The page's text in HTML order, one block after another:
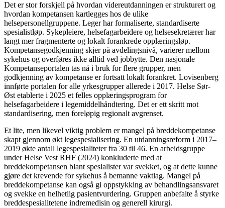
Det er stor forskjell på hvordan videreutdanningen er strukturert og
hvordan kompetansen kartlegges hos de ulike
helsepersonellgruppene. Leger har formaliserte, standardiserte
spesialistløp. Sykepleiere, helsefagarbeidere og helsesekretærer har
langt mer fragmenterte og lokalt forankrede opplæringsløp.
Kompetansegodkjenning skjer på avdelingsnivå, varierer mellom
sykehus og overføres ikke alltid ved jobbytte. Den nasjonale
Kompetanseportalen tas nå i bruk for flere grupper, men
godkjenning av kompetanse er fortsatt lokalt forankret. Lovisenberg
innførte portalen for alle yrkesgrupper allerede i 2017. Helse Sør-
Øst etablerte i 2025 et felles opplæringsprogram for
helsefagarbeidere i legemiddelhåndtering. Det er ett skritt mot
standardisering, men foreløpig regionalt avgrenset.
Et lite, men likevel viktig problem er mangel på breddekompetanse
skapt gjennom økt legespesialisering. En utdanningsreform i 2017–
2019 økte antall legespesialiteter fra 30 til 46. En arbeidsgruppe
under Helse Vest RHF (2024) konkluderte med at
breddekompetansen blant spesialister var svekket, og at dette kunne
gjøre det krevende for sykehus å bemanne vaktlag. Mangel på
breddekompetanse kan også gi oppstykking av behandlingsansvaret
og svekke en helhetlig pasientvurdering. Gruppen anbefalte å styrke
breddespesialitetene indremedisin og generell kirurgi.